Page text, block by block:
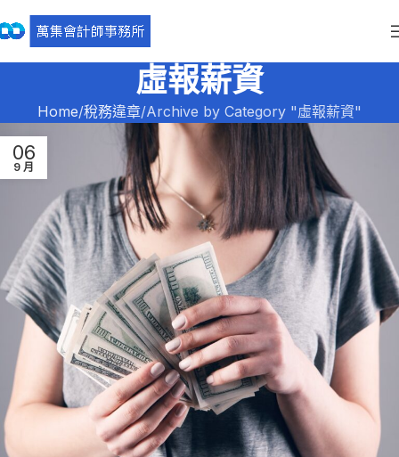
虛報薪資
Home 稅務違章 Archive by Category "虛報薪資"
06
9 月